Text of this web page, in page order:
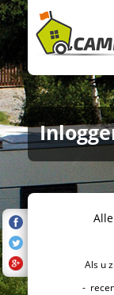
Alle
Als u zich
- recensies